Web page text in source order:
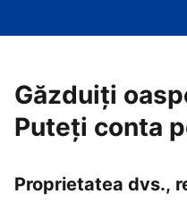
Găzduiți
Puteți conta
Proprietatea dvs.,